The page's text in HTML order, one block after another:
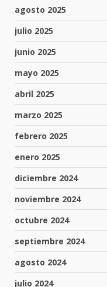
agosto 2025
julio 2025
junio 2025
mayo 2025
abril 2025
marzo 2025
febrero 2025
enero 2025
diciembre 2024
noviembre 2024
octubre 2024
septiembre 2024
agosto 2024
julio 2024